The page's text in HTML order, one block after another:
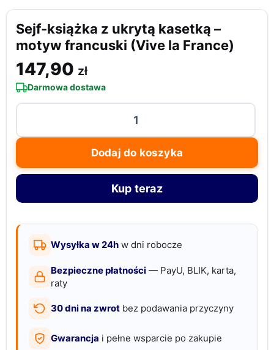
Sejf-książka z ukrytą kasetką –
motyw francuski (Vive la France)
147,90 zł
Darmowa dostawa
książka
z
ukrytą
motyw
francuski
Dodaj do koszyka
Kup teraz
Wysyłka w 24h w dni robocze
Bezpieczne płatności — PayU, BLIK, karta,
raty
30 dni na zwrot bez podawania przyczyny
Gwarancja i pełne wsparcie po zakupie